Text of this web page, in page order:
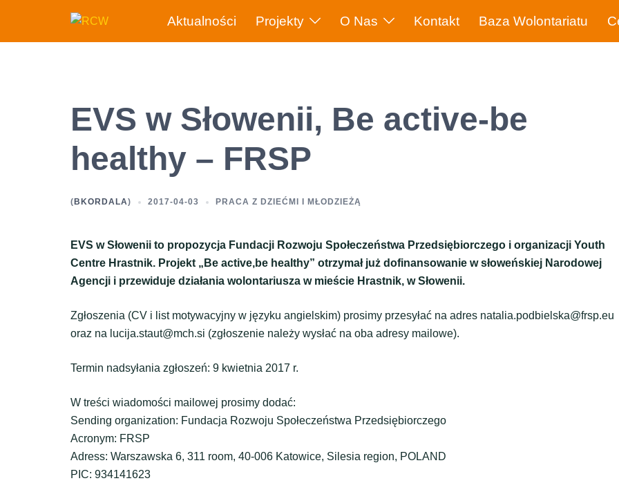
treści
Aktualności Projekty O Nas Kontakt Baza Wolontariatu
EVS w Słowenii, Be active-be
healthy – FRSP
( BKORDALA) 2017-04-03 PRACA Z DZIEĆMI I MŁODZIEŻĄ
EVS w Słowenii to propozycja Fundacji Rozwoju Społeczeństwa Przedsiębiorczego i organizacji Youth
Centre Hrastnik. Projekt „Be active,be healthy” otrzymał już dofinansowanie w słoweńskiej Narodowej
Agencji i przewiduje działania wolontariusza w mieście Hrastnik, w Słowenii.
Zgłoszenia (CV i list motywacyjny w języku angielskim) prosimy przesyłać na adres natalia.podbielska@frsp.eu
oraz na lucija.staut@mch.si (zgłoszenie należy wysłać na oba adresy mailowe).
Termin nadsyłania zgłoszeń: 9 kwietnia 2017 r.
W treści wiadomości mailowej prosimy dodać:
Sending organization: Fundacja Rozwoju Społeczeństwa Przedsiębiorczego
Acronym: FRSP
Adress: Warszawska 6, 311 room, 40-006 Katowice, Silesia region, POLAND
PIC: 934141623